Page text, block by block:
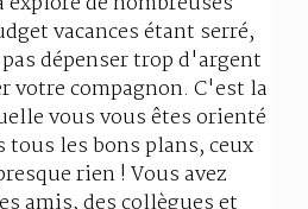
vacances étant serré,
dépenser trop d'argent
votre compagnon. C'est la
vous vous êtes orienté
tous les bons plans, ceux
rien ! Vous avez